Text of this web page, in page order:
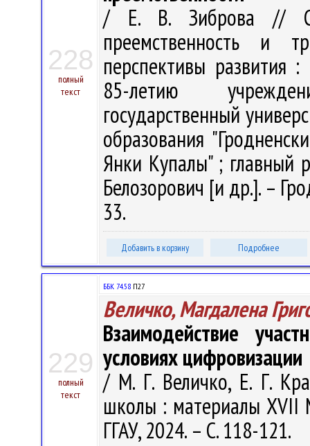
228
полный
текст
/ Е. В. Зиброва //
преемственность и
перспективы развития
85-летию
государственный
образования
Янки Купалы" ; главный
Белозорович [и др.]. –
33.
Добавить в корзину Подробнее
229
полный
текст
ББК 74.58 П27
Величко, Магдалена
Взаимодействие
условиях цифровизации
/ М. Г. Величко, Е. Г.
школы : материалы XVII
ГГАУ, 2024. – С. 118-121.